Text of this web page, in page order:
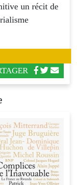
un récit de